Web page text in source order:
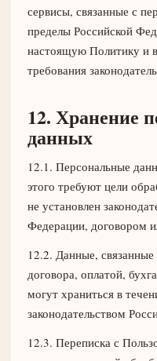
сервисы, связанные с
пределы Российской
настоящую Политику и
требования
12. Хранение
данных
12.1. Персональные
этого требуют цели
не установлен
Федерации, договором
12.2. Данные,
договора, оплатой,
могут храниться в
законодательством
12.3. Переписка с